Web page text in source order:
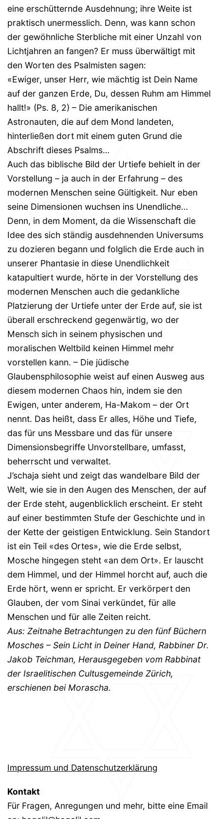
eine erschütternde Ausdehnung; ihre Weite ist
praktisch unermesslich. Denn, was kann schon
der gewöhnliche Sterbliche mit einer Unzahl von
Lichtjahren an fangen? Er muss überwältigt mit
den Worten des Psalmisten sagen:
«Ewiger, unser Herr, wie mächtig ist Dein Name
auf der ganzen Erde, Du, dessen Ruhm am Himmel
hallt!» (Ps. 8, 2) – Die amerikanischen
Astronauten, die auf dem Mond landeten,
hinterließen dort mit einem guten Grund die
Abschrift dieses Psalms…
Auch das biblische Bild der Urtiefe behielt in der
Vorstellung – ja auch in der Erfahrung – des
modernen Menschen seine Gültigkeit. Nur eben
seine Dimensionen wuchsen ins Unendliche…
Denn, in dem Moment, da die Wissenschaft die
Idee des sich ständig ausdehnenden Universums
zu dozieren begann und folglich die Erde auch in
unserer Phantasie in diese Unendlichkeit
katapultiert wurde, hörte in der Vorstellung des
modernen Menschen auch die gedankliche
Platzierung der Urtiefe unter der Erde auf, sie ist
überall erschreckend gegenwärtig, wo der
Mensch sich in seinem physischen und
moralischen Weltbild keinen Himmel mehr
vorstellen kann. – Die jüdische
Glaubensphilosophie weist auf einen Ausweg aus
diesem modernen Chaos hin, indem sie den
Ewigen, unter anderem, Ha-Makom – der Ort
nennt. Das heißt, dass Er alles, Höhe und Tiefe,
das für uns Messbare und das für unsere
Dimensionsbegriffe Unvorstellbare, umfasst,
beherrscht und verwaltet.
J’schaja sieht und zeigt das wandelbare Bild der
Welt, wie sie in den Augen des Menschen, der auf
der Erde steht, augenblicklich erscheint. Er steht
auf einer bestimmten Stufe der Geschichte und in
der Kette der geistigen Entwicklung. Sein Standort
ist ein Teil «des Ortes», wie die Erde selbst,
Mosche hingegen steht «an dem Ort». Er lauscht
dem Himmel, und der Himmel horcht auf, auch die
Erde hört, wenn er spricht. Er verkörpert den
Glauben, der vom Sinai verkündet, für alle
Menschen und für alle Zeiten reicht.
Aus: Zeitnahe Betrachtungen zu den fünf Büchern
Mosches – Sein Licht in Deiner Hand, Rabbiner Dr.
Jakob Teichman, Herausgegeben vom Rabbinat
der Israelitischen Cultusgemeinde Zürich,
erschienen bei Morascha.
Impressum und Datenschutzerklärung
Kontakt
Für Fragen, Anregungen und mehr, bitte eine Email